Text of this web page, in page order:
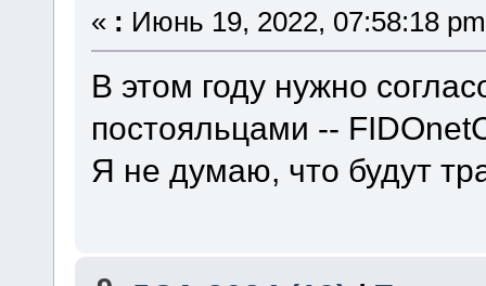
« : Июнь 19, 2022, 07:58:18
В этом году нужно
постояльцами --
Я не думаю, что будут